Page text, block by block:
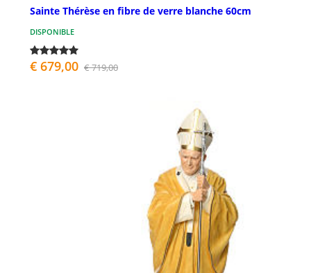
Sainte Thérèse en fibre de verre blanche 60cm
DISPONIBLE
€ 679,00 € 719,00